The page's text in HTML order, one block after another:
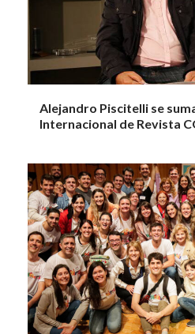
Alejandro Piscitelli se
Internacional de Revista